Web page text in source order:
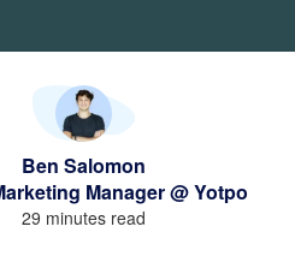
Ben Salomon
Manager @ Yotpo
29 minutes read